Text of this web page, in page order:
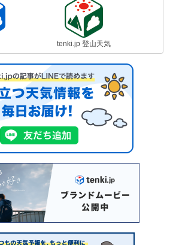
tenki.jp 登山天気